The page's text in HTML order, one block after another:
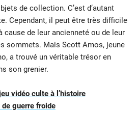
de collection. C’est d’autant
Cependant, il peut être très difficile
cause de leur ancienneté ou de leur
sommets. Mais Scott Amos, jeune
a trouvé un véritable trésor en
son grenier.
vidéo culte à l’histoire
guerre froide